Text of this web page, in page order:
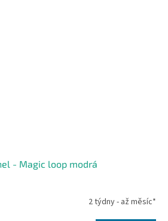
- Magic loop modrá
2 týdny - až měsíc*